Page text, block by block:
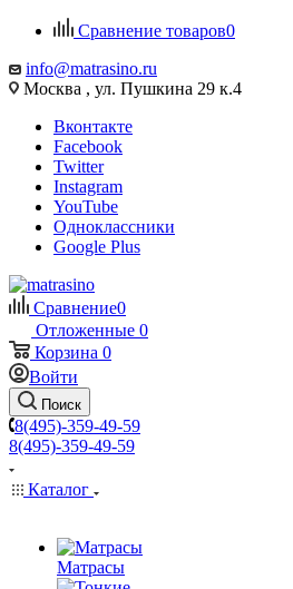
Сравнение товаров0
info@matrasino.ru
Москва , ул. Пушкина 29 к.4
Вконтакте
Facebook
Twitter
Instagram
YouTube
Одноклассники
Google Plus
Сравнение0
Отложенные 0
Корзина 0
Войти
Поиск
8(495)-359-49-59
8(495)-359-49-59
Каталог
Матрасы